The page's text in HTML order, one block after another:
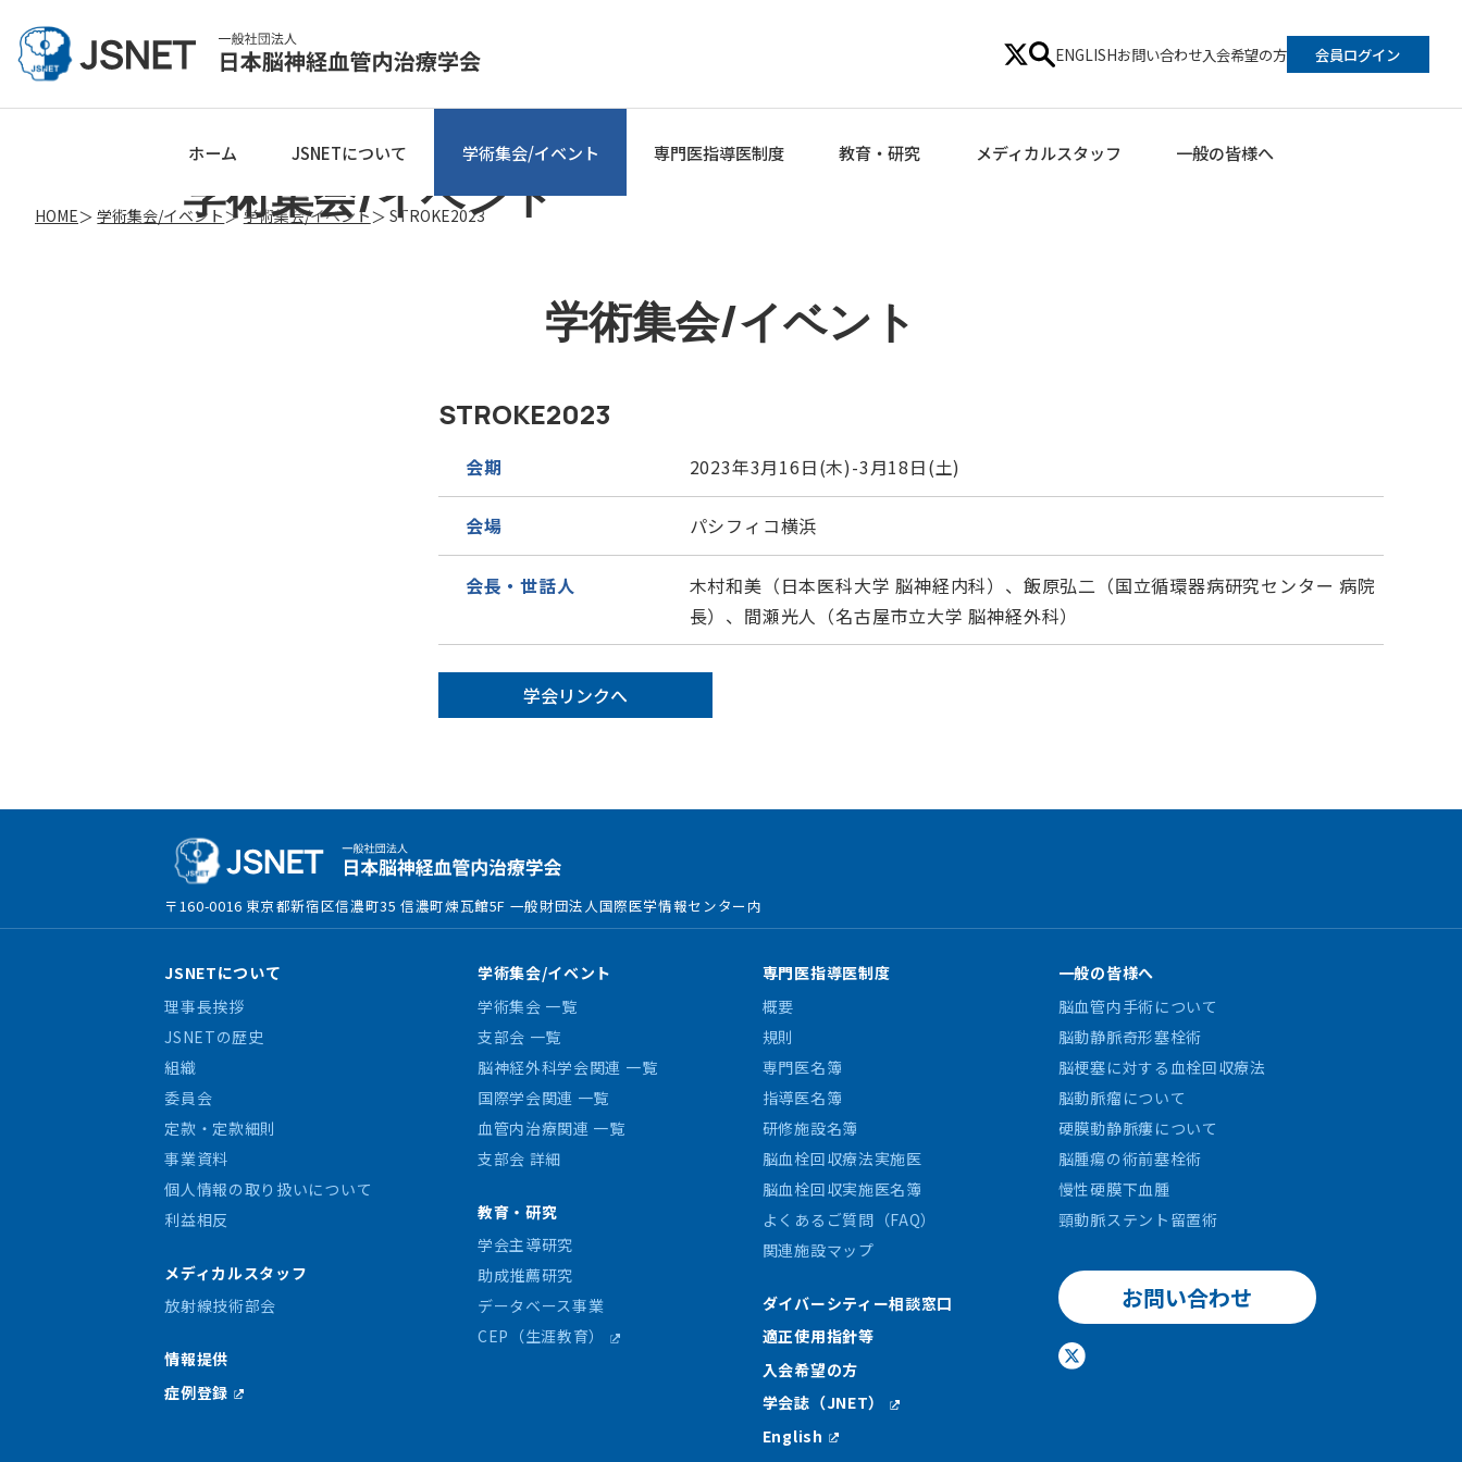
ENGLISHお問い合わせ入会希望の方 会員ログイン
ホーム JSNETについて 学術集会/イベント 専門医指導医制度 教育・研究 メディカルスタッフ 一般の皆様へ
学術集会/イベント
HOME 学術集会/イベント 学術集会/イベント STROKE2023
学術集会/イベント
STROKE2023
会期 2023年3月16日(木)-3月18日(土)
会場 パシフィコ横浜
会長・世話人
木村和美（日本医科大学 脳神経内科）、飯原弘二（国立循環器病研究センター 病院
長）、間瀬光人（名古屋市立大学 脳神経外科）
学会リンクへ
〒160-0016 東京都新宿区信濃町35信濃町煉瓦館5F 一般財団法人国際医学情報センター内
JSNETについて
理事長挨拶
JSNETの歴史
組織
委員会
定款・定款細則
事業資料
個人情報の取り扱いについて
利益相反
メディカルスタッフ
放射線技術部会
情報提供
症例登録
学術集会/イベント
学術集会 一覧
支部会 一覧
脳神経外科学会関連 一覧
国際学会関連 一覧
血管内治療関連 一覧
支部会 詳細
教育・研究
学会主導研究
助成推薦研究
データベース事業
CEP（生涯教育）
専門医指導医制度
概要
規則
専門医名簿
指導医名簿
研修施設名簿
脳血栓回収療法実施医
脳血栓回収実施医名簿
よくあるご質問（FAQ）
関連施設マップ
ダイバーシティー相談窓口
適正使用指針等
入会希望の方
学会誌（JNET）
English
一般の皆様へ
脳血管内手術について
脳動静脈奇形塞栓術
脳梗塞に対する血栓回収療法
脳動脈瘤について
硬膜動静脈瘻について
脳腫瘍の術前塞栓術
慢性硬膜下血腫
頸動脈ステント留置術
お問い合わせ